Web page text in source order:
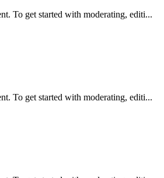
To get started with moderating, editi...
To get started with moderating, editi...